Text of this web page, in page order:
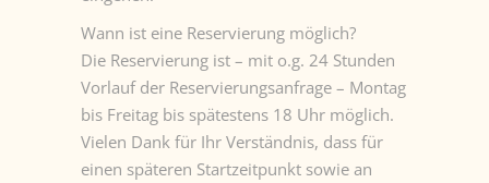
Wann ist eine Reservierung möglich?
Die Reservierung ist – mit o.g. 24 Stunden
Vorlauf der Reservierungsanfrage – Montag
bis Freitag bis spätestens 18 Uhr möglich.
Vielen Dank für Ihr Verständnis, dass für
einen späteren Startzeitpunkt sowie an